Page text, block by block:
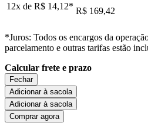
12x de R$ 14,12* R$ 169,42
*Juros: Todos os encargos da
parcelamento e outras tarifas estão
Calcular frete e prazo
Fechar
Adicionar à sacola
Adicionar à sacola
Comprar agora